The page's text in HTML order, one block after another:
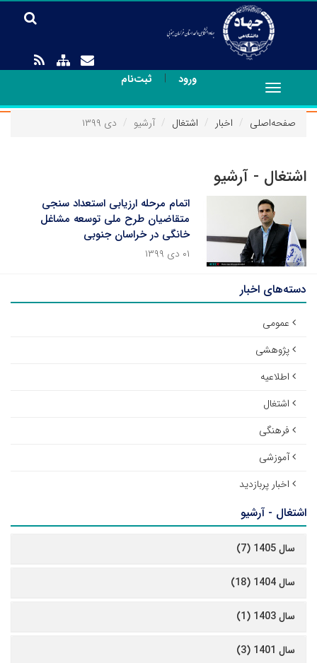
ورود | ثبت‌نام
Toggle
navigation
صفحه‌اصلی
اخبار اشتغال آرشیو دی ۱۳۹۹
اشتغال - آرشیو
اتمام مرحله ارزیابی استعداد سنجی
متقاضیان طرح ملی توسعه مشاغل
خانگی در خراسان جنوبی
۰۱ دی ۱۳۹۹
دسته‌های اخبار
عمومی
پژوهشی
اطلاعیه
اشتغال
فرهنگی
آموزشی
اخبار پربازدید
اشتغال - آرشیو
سال 1405 (7)
سال 1404 (18)
سال 1403 (1)
سال 1401 (3)